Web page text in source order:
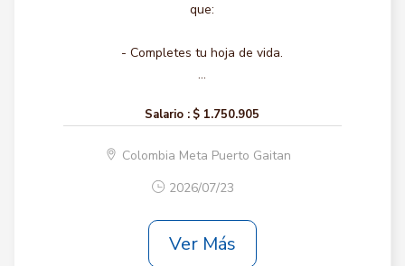
que:
- Completes tu hoja de vida.
...
Salario : $ 1.750.905
Colombia Meta Puerto Gaitan
2026/07/23
Ver Más